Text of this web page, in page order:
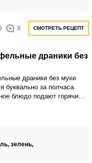
0 СМОТРЕТЬ РЕЦЕПТ
драники без
драники без муки
буквально за полчаса.
блюдо подают горячим,
зелень,